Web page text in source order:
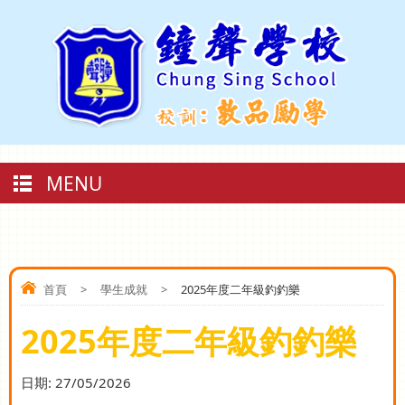
MENU
首頁 > 學生成就 > 2025年度二年級釣釣樂
2025年度二年級釣釣樂
日期: 27/05/2026